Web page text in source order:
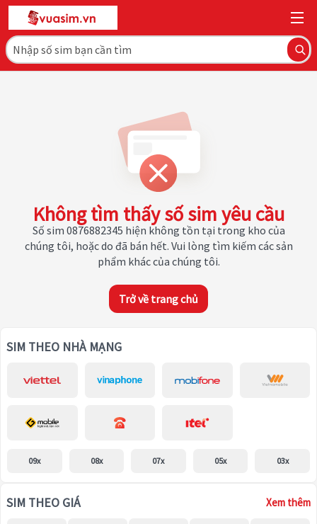
Không tìm thấy số sim yêu cầu
Số sim 0876882345 hiện không tồn tại trong kho của
chúng tôi, hoặc do đã bán hết. Vui lòng tìm kiếm các sản
phẩm khác của chúng tôi.
Trở về trang chủ
SIM THEO NHÀ MẠNG
09x 08x 07x 05x 03x
SIM THEO GIÁ Xem thêm